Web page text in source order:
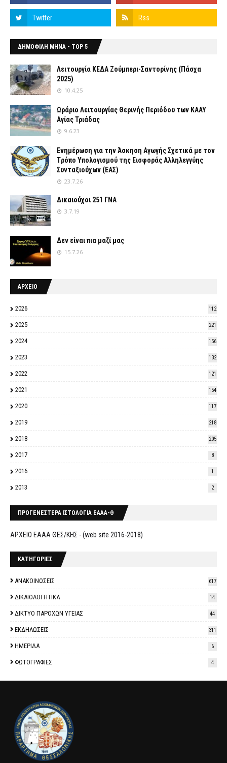
ΔΗΜΟΦΙΛΗ ΜΗΝΑ - TOP 5
Λειτουργία ΚΕΔΑ Ζούμπερι-Σαντορίνης (Πάσχα
2025)
10.4.25
Ωράριο Λειτουργίας Θερινής Περιόδου των ΚΑΑΥ
Αγίας Τριάδας
9.6.23
Ενημέρωση για την Άσκηση Αγωγής Σχετικά με τον
Tρόπο Yπολογισμού της Εισφοράς Αλληλεγγύης
Συνταξιούχων (ΕΑΣ)
23.7.26
Δικαιούχοι 251 ΓΝΑ
3.7.19
Δεν είναι πια μαζί μας
15.7.26
ΑΡΧΕΙΟ
2026 112
2025 221
2024 156
2023 132
2022 121
2021 154
2020 117
2019 218
2018 205
2017 8
2016 1
2013 2
ΠΡΟΓΕΝΕΣΤΕΡΑ ΙΣΤΟΛΟΓΙΑ ΕΑΑΑ-Θ
ΑΡΧΕΙΟ ΕΑΑΑ ΘΕΣ/ΚΗΣ - (web site 2016-2018)
ΚΑΤΗΓΟΡΙΕΣ
ΑΝΑΚΟΙΝΩΣΕΙΣ 617
ΔΙΚΑΙΟΛΟΓΗΤΙΚΑ 14
ΔΙΚΤΥΟ ΠΑΡΟΧΩΝ ΥΓΕΙΑΣ 44
ΕΚΔΗΛΩΣΕΙΣ 311
ΗΜΕΡΙΔΑ 6
ΦΩΤΟΓΡΑΦΙΕΣ 4